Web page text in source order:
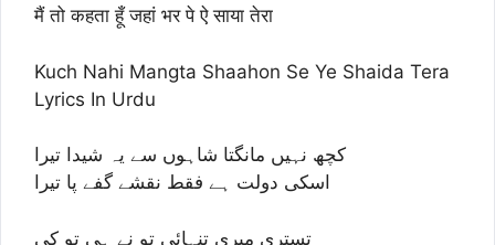
मैं तो कहता हूँ जहां भर पे ऐ साया तेरा
Kuch Nahi Mangta Shaahon Se Ye Shaida Tera
Lyrics In Urdu
کچھ نہیں مانگتا شاہوں سے یہ شیدا تیرا
اسکی دولت ہے فقط نقشے گفے پا تیرا
تستری میری تنہائی تو نے ہی تو کی